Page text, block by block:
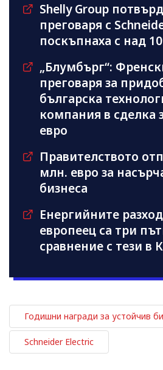
Shelly Group
преговаря с
поскъпнаха с над
„Блумбърг“:
преговаря за
българска
компания в сделка
евро
Правителството
млн. евро за
бизнеса
Енергийните
европеец са три
сравнение с тези в
Годишни награди за устойчив
Schneider Electric